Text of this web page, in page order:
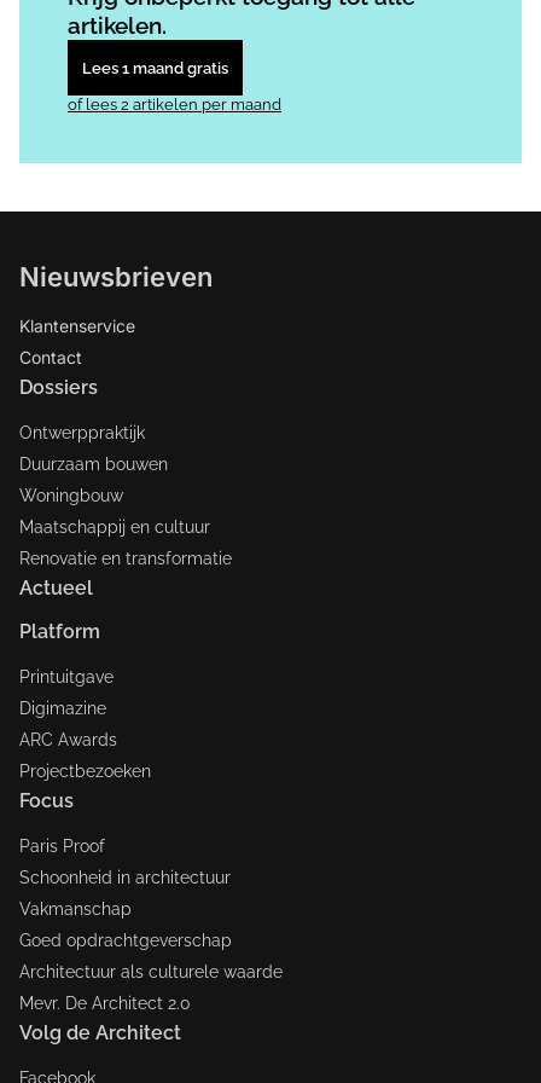
artikelen.
Lees 1 maand gratis
of lees 2 artikelen per maand
Nieuwsbrieven
Klantenservice
Contact
Dossiers
Ontwerppraktijk
Duurzaam bouwen
Woningbouw
Maatschappij en cultuur
Renovatie en transformatie
Actueel
Platform
Printuitgave
Digimazine
ARC Awards
Projectbezoeken
Focus
Paris Proof
Schoonheid in architectuur
Vakmanschap
Goed opdrachtgeverschap
Architectuur als culturele waarde
Mevr. De Architect 2.0
Volg de Architect
Facebook